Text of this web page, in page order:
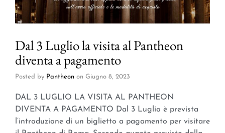
Dal 3 Luglio la visita al Pantheon
diventa a pagamento
Posted by Pantheon on Giugno 8, 2023
DAL 3 LUGLIO LA VISITA AL PANTHEON
DIVENTA A PAGAMENTO Dal 3 Luglio è prevista
l’introduzione di un biglietto a pagamento per visitare